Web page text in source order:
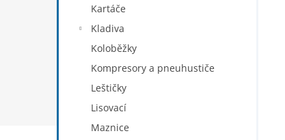
Kartáče
Kladiva
Koloběžky
Kompresory a pneuhustiče
Leštičky
Lisovací
Maznice